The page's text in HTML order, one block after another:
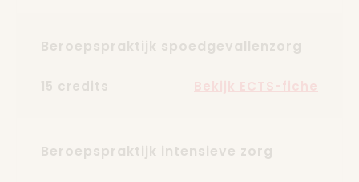
Beroepspraktijk spoedgevallenzorg
15 credits Bekijk ECTS-fiche
Beroepspraktijk intensieve zorg